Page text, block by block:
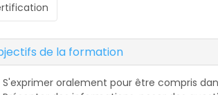
de la formation
oralement pour être compris